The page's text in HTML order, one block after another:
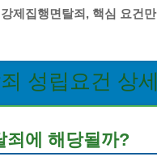
제집행면탈죄, 핵심 요건
성립요건 상
죄에 해당될까?